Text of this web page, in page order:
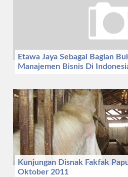
Etawa Jaya Sebagai Bagian
Manajemen Bisnis Di
Kunjungan Disnak Fakfak
Oktober 2011